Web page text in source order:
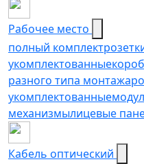
Рабочее место
полный комплект
укомплектованные
разного типа монтажа
укомплектованные
механизмылицевые
Кабель оптический